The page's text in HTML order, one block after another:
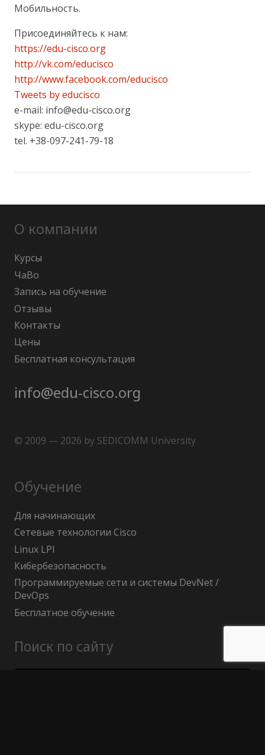
Мобильность.
Присоединяйтесь к нам:
https://edu-cisco.org
http://vk.com/educisco
http://www.facebook.com/educisco
Tweets by educisco
e-mail: info@edu-cisco.org
skype: edu-cisco.org
tel. +38-097-241-79-18
О компании
Курсы
ЧаВо
Запись на обучение
Отзывы
Контакты
Цены
Бесплатная консультация
info@edu-cisco.org
© 2009 — 2026 by SEDICOMM University
Обучение
Для начинающих
Сетевые технологии Cisco
Linux LPI
Кибербезопасность
Программируемые сети и системы DevNet /
DevOps
Бесплатное обучение
Поиск по сайту